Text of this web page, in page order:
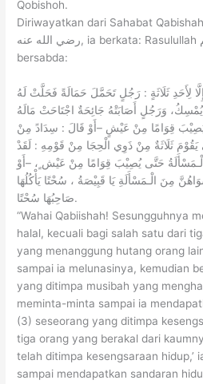
Qobishoh.
Diriwayatkan dari Sahabat
رضي الله عنه, ia berkata: Rasulullah صلى الله عليه وسلم
bersabda:
لِأَحَدِ ثَلَاثَةٍ : رَجُلٍ تَحَمَّلَ حَمَالَةً فَحَلَّتْ لَهُ
يُمْسِكُ، وَرَجُلٍ أَصَابَتْهُ جَائِحَةٌ اجْتَاحَتْ مَالَهُ
قِوَامًا مِنْ عَيْشٍ –أَوْ قَالَ : سِدَادً مِنْ
ثَلَاثَةٌ مِنْ ذَوِي الْحِجَا مِنْ قَوْمِهِ : لَقَدْ
حَتَّى يُصِيْبَ قِوَامًا مِنْ عَيْش ٍ، –أَوْ
مِنَ الْـمَسْأَلَةِ يَا قَبِيْصَةُ ، سُحْتًا يَأْكُلُهَا
صَاحِبُهَا سُحْتًا.
“Wahai Qabiishah! Sesungguhnya
halal, kecuali bagi salah satu dari
yang menanggung hutang orang
sampai ia melunasinya, kemudian
yang ditimpa musibah yang
meminta-minta sampai ia
(3) seseorang yang ditimpa
tiga orang yang berakal dari
telah ditimpa kesengsaraan hidup,’
sampai mendapatkan sandaran